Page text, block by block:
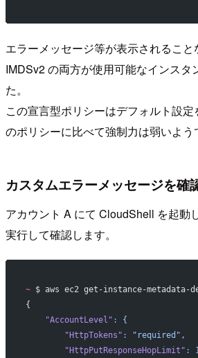
エラーメッセージ等が表示されること
IMDSv2 の両方が使用可能なインスタ
た。
この宣言型ポリシーはデフォルト設
のポリシーに比べて強制力は弱いよう
カスタムエラーメッセージを確
アカウント A にて CloudShell を起動
実行して確認します。
~ $ aws ec2 get-instance-metadata-
{
    "AccountLevel"
:
{
        "HttpTokens"
:
"required",
        "HttpPutResponseHopLimit"
: